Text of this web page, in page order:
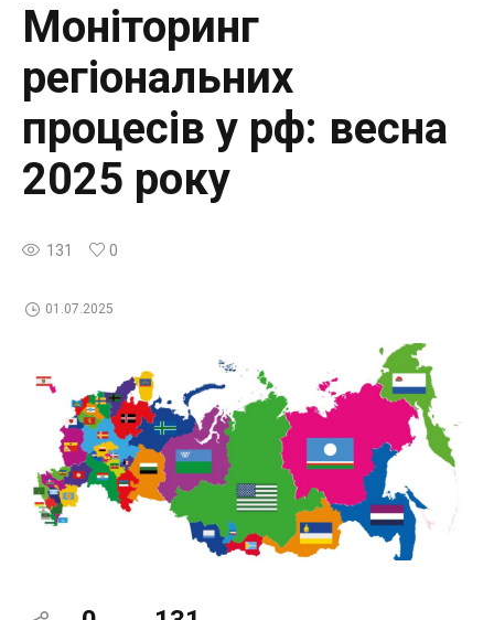
Моніторинг
регіональних
процесів у рф: весна
2025 року
131 0
01.07.2025